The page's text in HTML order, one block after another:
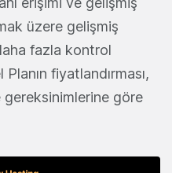
üzere gelişmiş
fazla kontrol
fiyatlandırması,
gereksinimlerine göre